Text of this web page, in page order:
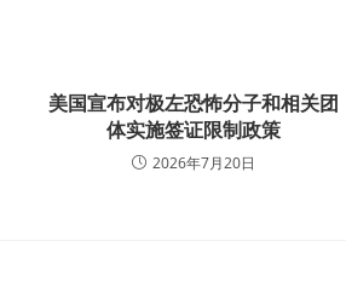
美国宣布对极左恐怖分子和相关团
体实施签证限制政策
2026年7月20日